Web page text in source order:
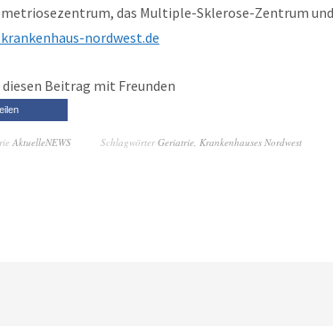
das Multiple-Sklerose-Zentrum
nordwest.de
diesen Beitrag mit Freunden
AktuelleNEWS SchlagwörterGeriatrie, Krankenhauses Nordwest